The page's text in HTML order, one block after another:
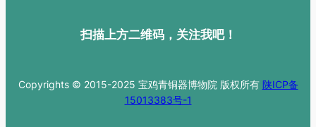
扫描上方二维码，关注我吧！
Copyrights © 2015-2025 宝鸡青铜器博物院 版权所有 陕ICP备
15013383号-1